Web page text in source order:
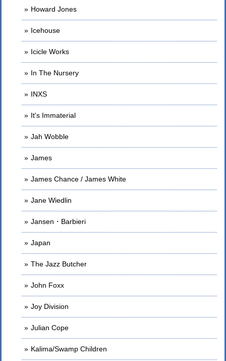
Howard Jones
Icehouse
Icicle Works
In The Nursery
INXS
It's Immaterial
Jah Wobble
James
James Chance / James White
Jane Wiedlin
Jansen・Barbieri
Japan
The Jazz Butcher
John Foxx
Joy Division
Julian Cope
Kalima/Swamp Children